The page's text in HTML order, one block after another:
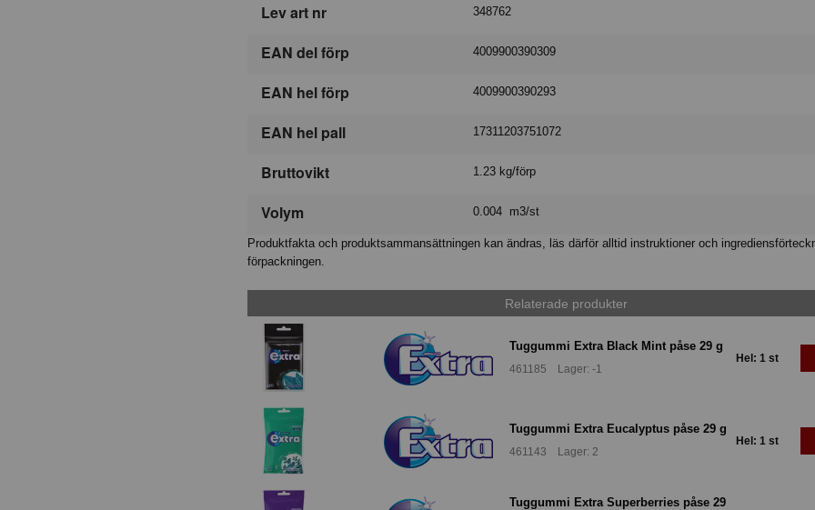
Lev art nr 348762
EAN del förp 4009900390309
EAN hel förp 4009900390293
EAN hel pall 17311203751072
Bruttovikt 1.23 kg/förp
Volym 0.004 m3/st
Produktfakta och produktsammansättningen kan ändras, läs därför alltid instruktioner och
förpackningen.
Relaterade produkter
Tuggummi Extra Black Mint påse 29 g
461185 Lager: -1
Hel: 1 st
Tuggummi Extra Eucalyptus påse 29 g
461143 Lager: 2
Hel: 1 st
Tuggummi Extra Superberries påse 29